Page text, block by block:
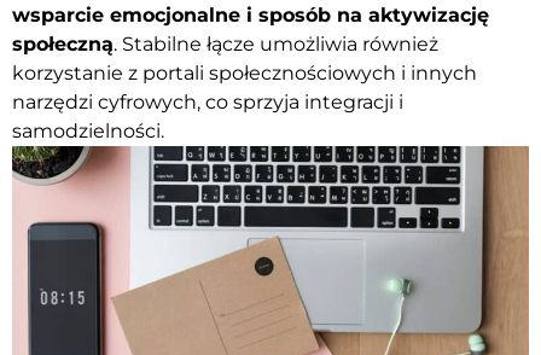
wsparcie emocjonalne i sposób na aktywizację
społeczną. Stabilne łącze umożliwia również
korzystanie z portali społecznościowych i innych
narzędzi cyfrowych, co sprzyja integracji i
samodzielności.